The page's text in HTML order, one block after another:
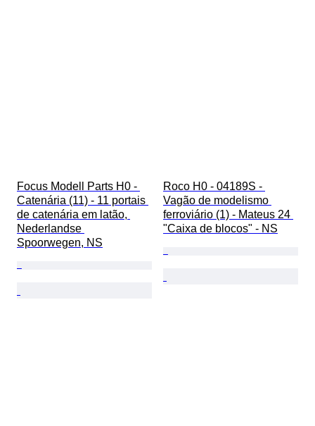
Focus Modell Parts H0 -
Catenária (11) - 11 portais
de catenária em latão,
Nederlandse
Spoorwegen, NS
Roco H0 - 04189S -
Vagão de modelismo
ferroviário (1) - Mateus 24
"Caixa de blocos" - NS